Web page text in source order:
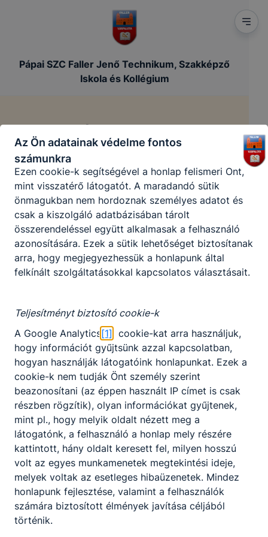
Pápai SZC Faller Jenő Technikum, Szakképző
Iskola és Kollégium
Impresszum
Főoldal / Impresszum
Partnereink
Az Ön adatainak védelme fontos
számunkra
Ezen cookie-k alkalmazása nélkül nem tudjuk
garantálni Önnek honlapunk használatát.
Használatot elősegítő “maradandó sütik” persistent
A “maradandó sütik” (persistent cookie) a honlap
elhagyását követően is tárolódnak a számítógépen,
notebookon vagy mobileszközön.
Ezen cookie-k segítségével a honlap felismeri Önt,
mint visszatérő látogatót. A maradandó sütik
önmagukban nem hordoznak személyes adatot és
csak a kiszolgáló adatbázisában tárolt
összerendeléssel együtt alkalmasak a felhasználó
azonosítására. Ezek a sütik lehetőséget biztosítanak
arra, hogy megjegyezhessük a honlapunk által
felkínált szolgáltatásokkal kapcsolatos választásait.
Teljesítményt biztosító cookie-k
A Google Analytics [1] cookie-kat arra használjuk,
hogy információt gyűjtsünk azzal kapcsolatban,
hogyan használják látogatóink honlapunkat. Ezek a
cookie-k nem tudják Önt személy szerint
beazonosítani (az éppen használt IP címet is csak
részben rögzítik), olyan információkat gyűjtenek,
mint pl., hogy melyik oldalt nézett meg a
látogatónk, a felhasználó a honlap mely részére
kattintott, hány oldalt keresett fel, milyen hosszú
volt az egyes munkamenetek megtekintési ideje,
melyek voltak az esetleges hibaüzenetek. Mindez
honlapunk fejlesztése, valamint a felhasználók
számára biztosított élmények javítása céljából
történik.